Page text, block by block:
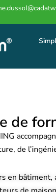
de
de
en bâtiment,